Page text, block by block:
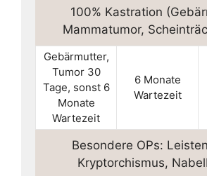
100% Kastration
Mammatumor,
Gebärmutter,
Tumor 30
Tage, sonst 6
Monate
Wartezeit
6 Monate
Wartezeit
Besondere OPs:
Kryptorchismus,